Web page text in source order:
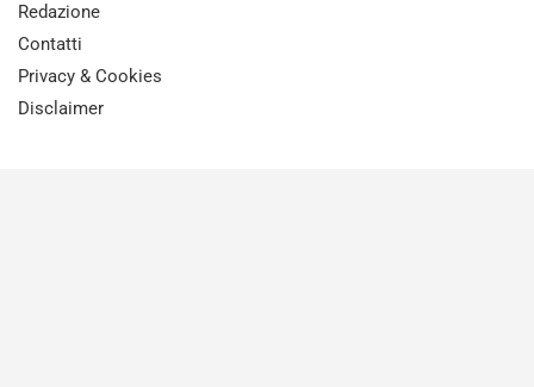
Redazione
Contatti
Privacy & Cookies
Disclaimer